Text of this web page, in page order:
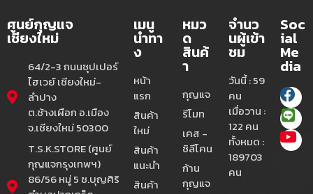
ศูนย์กุญแจ
เชียงใหม่
64/2-3 ถนนซุปเปอร์
ไฮเวย์ เชียงใหม่-
ลำปาง
ต.ช้างเผือก อ.เมือง
จ.เชียงใหม่ 50300
T.S.K.STORE (ศูนย์
กุญแจกรุงเทพฯ)
86/56 หมู่ 5 ซ.บุญศิริ
เมนู
นำทา
ง
หน้า
แรก
สินค้า
ใหม่
สินค้า
แนะนำ
สินค้า
หมว
ด
สินค้
า
กุญแจ
รีโมท
เคส -
ซิลีโคน
ก้าน
กุญแจ
จำนว
นผู้เข้า
ชม
วันนี้ : 59
คน
เมื่อวาน :
122 คน
ทั้งหมด :
189703
คน
Soc
ial
Me
dia